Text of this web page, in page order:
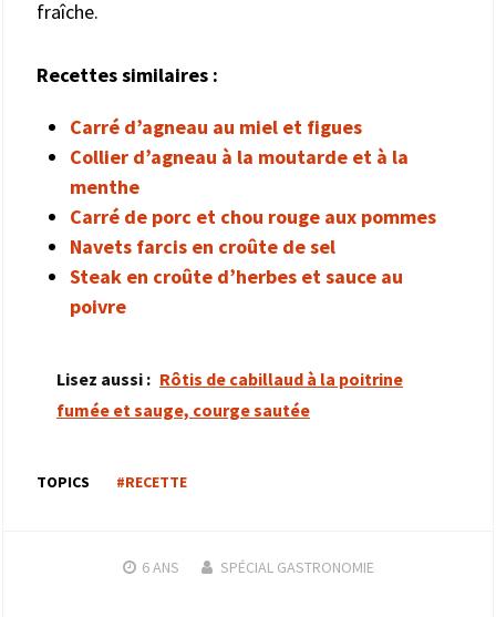
fraîche.
Recettes similaires :
Carré d’agneau au miel et figues
Collier d’agneau à la moutarde et à la
menthe
Carré de porc et chou rouge aux pommes
Navets farcis en croûte de sel
Steak en croûte d’herbes et sauce au
poivre
Lisez aussi : Rôtis de cabillaud à la poitrine
fumée et sauge, courge sautée
TOPICS #RECETTE
6 ANS SPÉCIAL GASTRONOMIE